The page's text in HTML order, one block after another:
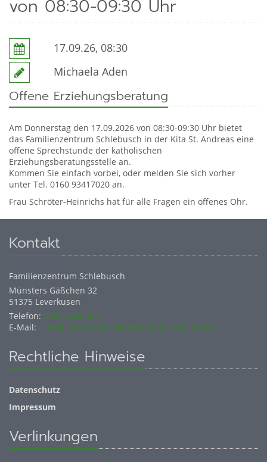
von 08:30-09:30 Uhr
17.09.26, 08:30
Michaela Aden
Offene Erziehungsberatung
Am Donnerstag den 17.09.2026 von 08:30-09:30 Uhr bietet
das Familienzentrum Schlebusch in der Kita St. Andreas eine
offene Sprechstunde der katholischen
Erziehungsberatungsstelle an.
Kommen Sie einfach vorbei, oder melden Sie sich vorher
unter Tel. 0160 93417020 an.
Frau Schröter-Heinrichs hat für alle Fragen ein offenes Ohr.
Kontakt
Familienzentrum Schlebusch
Münsters Gäßchen 32
51375 Leverkusen
Telefon: 0214 5000460
E-Mail:
familienzentrum.schlebusch@katholino.de
Rechtliche Hinweise
Datenschutz
Impressum
Verlinkungen